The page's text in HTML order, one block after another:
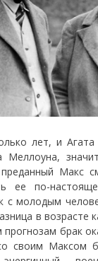
лет, и Агата
Меллоуна,
Макс
ее по-
с молодым
в возрасте
брак
своим Максом